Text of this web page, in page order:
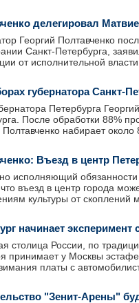
делегировал
Георгий Полтавченко
Санкт-Петербурга,
от исполнительной власти
губернатора Санкт-
Петербурга
После обработки 88%
Полтавченко набирает около
Въезд в центр
исполняющий обязанности
въезд в центр города
культуры от скоплений
начинает
столица России, по
принимает у Москвы
платы с
"Зенит-Арены"